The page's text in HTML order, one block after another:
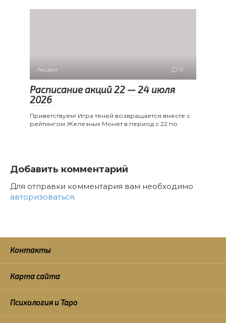
Акции 0
Расписание акций 22 — 24 июля
2026
Приветствуем! Игра теней возвращается вместе с
рейтингом Железных Монет в период с 22 по
Добавить комментарий
Для отправки комментария вам необходимо
авторизоваться.
Контакты
Карта сайта
Психология и Таро